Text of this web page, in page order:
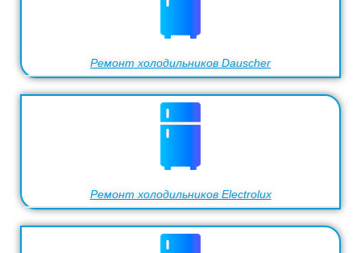
Ремонт холодильников Dauscher
Ремонт холодильников Electrolux